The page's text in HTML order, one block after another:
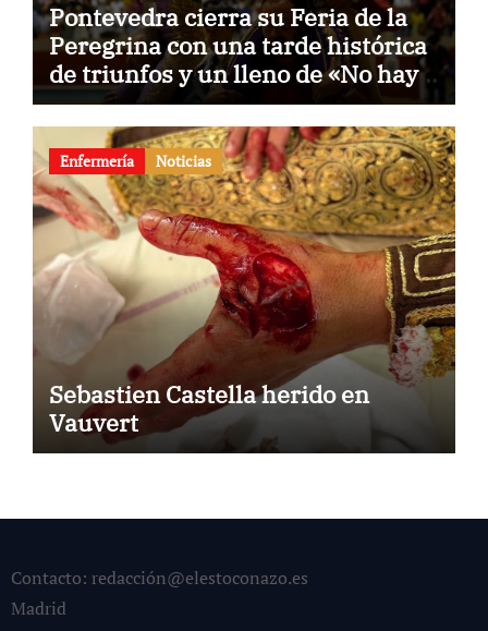
Pontevedra cierra su Feria de la
Peregrina con una tarde histórica
de triunfos y un lleno de «No hay
billetes»
Enfermería Noticias
Sebastien Castella herido en
Vauvert
Contacto: redacción@elestoconazo.es
Madrid